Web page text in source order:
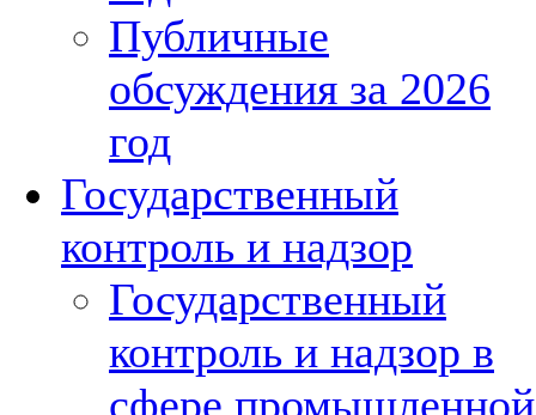
Публичные
обсуждения за 2026
год
Государственный
контроль и надзор
Государственный
контроль и надзор в
сфере промышленной